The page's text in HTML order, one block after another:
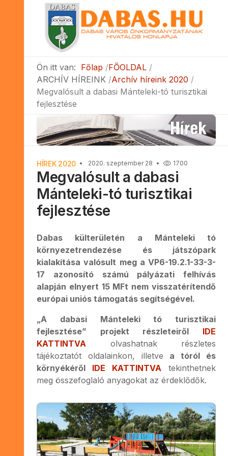
Ön itt van: Főlap
FŐOLDAL
ARCHÍV HÍREINK Archív híreink 2020
Megvalósult a dabasi Mánteleki-tó turisztikai
fejlesztése
HÍREK 2020 2020. szeptember 28 1700
Megvalósult a dabasi
Mánteleki-tó turisztikai
fejlesztése
Dabas külterületén a Mánteleki tó
környezetrendezése és játszópark
kialakítása valósult meg a VP6-19.2.1-33-3-
17 azonosító számú pályázati felhívás
alapján elnyert 15 MFt nem visszatérítendő
európai uniós támogatás segítségével.
„A dabasi Mánteleki tó turisztikai
fejlesztése” projekt részleteiről IDE
KATTINTVA olvashatnak részletes
tájékoztatót oldalainkon, illetve a tóról és
környékéről IDE KATTINTVA tekinthetnek
meg összefoglaló anyagokat az érdeklődők.